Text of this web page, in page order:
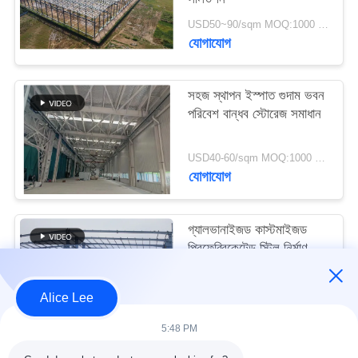
মামলা
সাইট
ম্যাপ
গোপনীয়তা
নীতি
USD50~90/sqm MOQ:1000 বর্গমিটার
যোগাযোগ
সহজ স্থাপন ইস্পাত গুদাম ভবন
পরিবেশ বান্ধব স্টোরেজ সমাধান
USD40-60/sqm MOQ:1000 বর্গমিটার
যোগাযোগ
গ্যালভানাইজড কাস্টমাইজড
প্রিফেব্রিকেটেড স্টিল নির্মাণ
Alice Lee
5:48 PM